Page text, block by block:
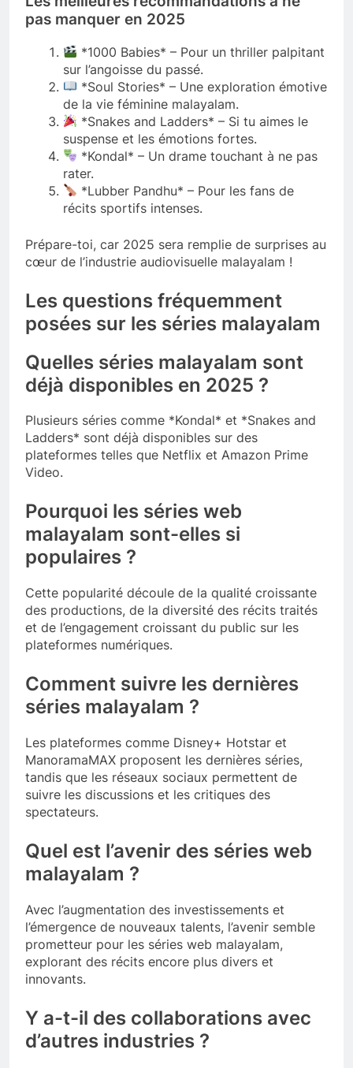
pas manquer en 2025
*1000 Babies* – Pour un thriller palpitant
sur l’angoisse du passé.
*Soul Stories* – Une exploration émotive
de la vie féminine malayalam.
*Snakes and Ladders* – Si tu aimes le
suspense et les émotions fortes.
*Kondal* – Un drame touchant à ne pas
rater.
*Lubber Pandhu* – Pour les fans de
récits sportifs intenses.
Prépare-toi, car 2025 sera remplie de surprises au
cœur de l’industrie audiovisuelle malayalam !
Les questions fréquemment
posées sur les séries malayalam
Quelles séries malayalam sont
déjà disponibles en 2025 ?
Plusieurs séries comme *Kondal* et *Snakes and
Ladders* sont déjà disponibles sur des
plateformes telles que Netflix et Amazon Prime
Video.
Pourquoi les séries web
malayalam sont-elles si
populaires ?
Cette popularité découle de la qualité croissante
des productions, de la diversité des récits traités
et de l’engagement croissant du public sur les
plateformes numériques.
Comment suivre les dernières
séries malayalam ?
Les plateformes comme Disney+ Hotstar et
ManoramaMAX proposent les dernières séries,
tandis que les réseaux sociaux permettent de
suivre les discussions et les critiques des
spectateurs.
Quel est l’avenir des séries web
malayalam ?
Avec l’augmentation des investissements et
l’émergence de nouveaux talents, l’avenir semble
prometteur pour les séries web malayalam,
explorant des récits encore plus divers et
innovants.
Y a-t-il des collaborations avec
d’autres industries ?